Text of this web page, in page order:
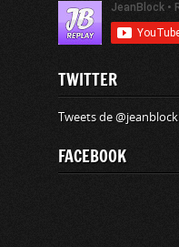
TWITTER
Tweets de @jeanblock
FACEBOOK